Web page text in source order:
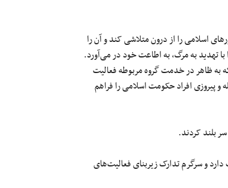
اسلامی را از درون متلاشی کند و آن را
با تهدید به مرگ، به اطاعت خود در می‌آورد.
که به‌ ظاهر در خدمت گروه مربوطه فعالیت
پیروزی افراد حکومت اسلامی را فراهم
بلند کردند.
و سرگرم تدارک زیربنای فعالیت‌های